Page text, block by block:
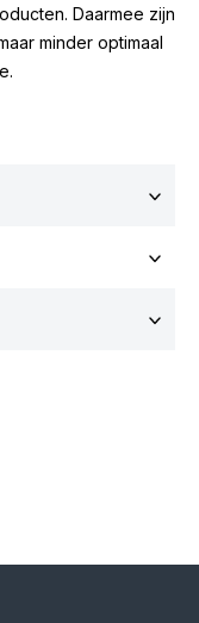
Daarmee zijn
minder optimaal